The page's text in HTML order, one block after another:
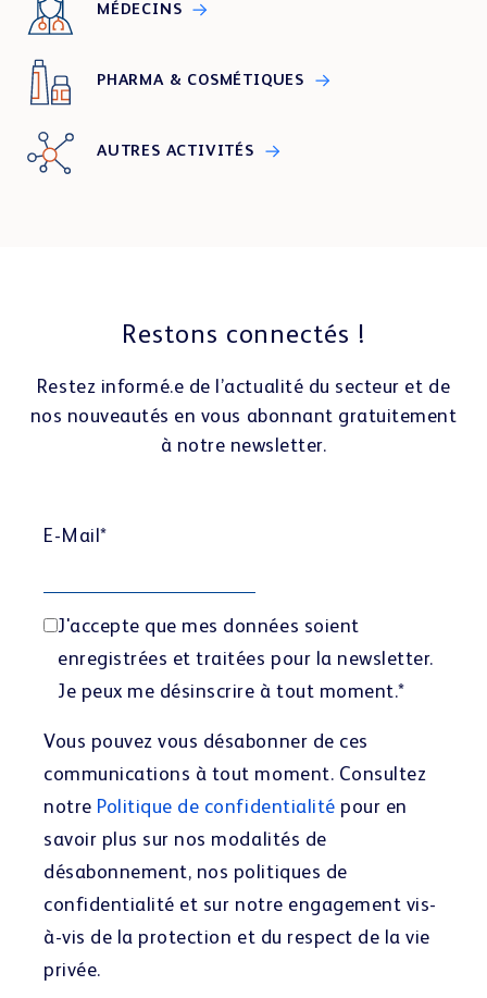
MÉDECINS
PHARMA & COSMÉTIQUES
AUTRES ACTIVITÉS
Restons connectés !
Restez informé.e de l’actualité du secteur et de
nos nouveautés en vous abonnant gratuitement
à notre newsletter.
E-Mail*
J'accepte que mes données soient
enregistrées et traitées pour la newsletter.
Je peux me désinscrire à tout moment.*
Vous pouvez vous désabonner de ces
communications à tout moment. Consultez
notre Politique de confidentialité pour en
savoir plus sur nos modalités de
désabonnement, nos politiques de
confidentialité et sur notre engagement vis-
à-vis de la protection et du respect de la vie
privée.